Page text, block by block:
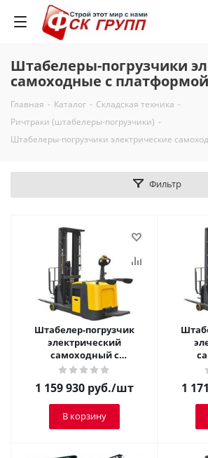
Штабелеры-погрузчики
самоходные с платформой
Главная - Каталог - Складская техника -
Ричтраки (штабелеры-погрузчики) -
Штабелеры-погрузчики электрические
Фильтр
Штабелер-погрузчик
электрический
самоходный с
платформой TOR 1,5 т 3,5
м CPD15R
1 159 930 руб./шт
В корзину
1